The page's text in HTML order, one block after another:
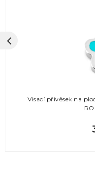
Visací přívěsek na